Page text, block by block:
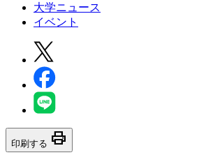
大学ニュース
イベント
印刷する print